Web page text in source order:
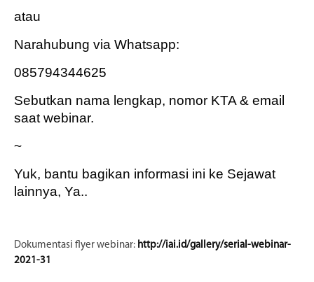
atau
Narahubung via Whatsapp:
085794344625
Sebutkan nama lengkap, nomor KTA & email
saat webinar.
~
Yuk, bantu bagikan informasi ini ke Sejawat
lainnya, Ya..
Dokumentasi flyer webinar: http://iai.id/gallery/serial-webinar-
2021-31